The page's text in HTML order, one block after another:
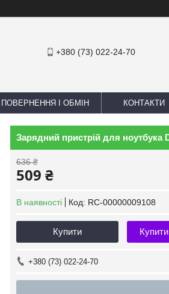
+380 (73) 022-24-70
ПОВЕРНЕННЯ І ОБМІН КОНТАКТИ
Зарядний пристрій для ноутбука
636 ₴
509 ₴
В наявності Код: RC-00000009108
Купити
+380 (73) 022-24-70